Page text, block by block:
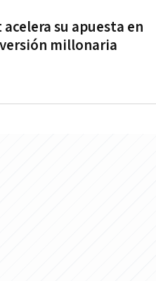
su apuesta en
millonaria